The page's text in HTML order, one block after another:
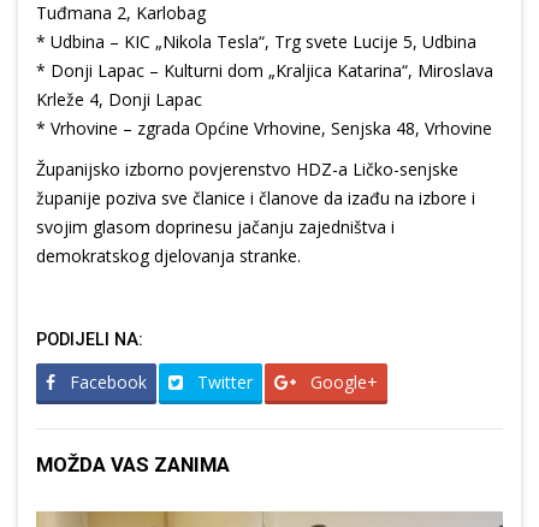
Tuđmana 2, Karlobag
* Udbina – KIC „Nikola Tesla“, Trg svete Lucije 5, Udbina
* Donji Lapac – Kulturni dom „Kraljica Katarina“, Miroslava
Krleže 4, Donji Lapac
* Vrhovine – zgrada Općine Vrhovine, Senjska 48, Vrhovine
Županijsko izborno povjerenstvo HDZ-a Ličko-senjske
županije poziva sve članice i članove da izađu na izbore i
svojim glasom doprinesu jačanju zajedništva i
demokratskog djelovanja stranke.
PODIJELI NA:
Facebook Twitter Google+
MOŽDA VAS ZANIMA